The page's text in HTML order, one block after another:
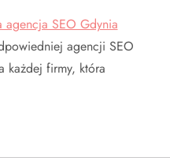
agencja SEO Gdynia
agencji SEO
każdej firmy, która